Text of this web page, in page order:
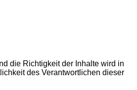
die Richtigkeit der Inhalte wird in
des Verantwortlichen dieser